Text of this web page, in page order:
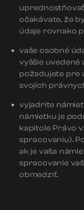
očakávate, že
údaje rovnako
vaše osobné
vyššie uvedené
požadujete pre
svojich
vyjadrite
námietku je
kapitole Právo
spracovaniu).
ak je vaša
spracovanie
obmedziť.